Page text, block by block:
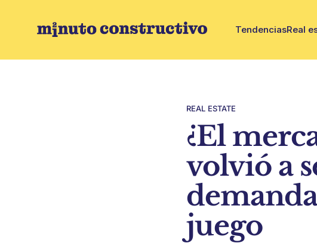
TendenciasReal
REAL ESTATE
¿El
volvió a
juego